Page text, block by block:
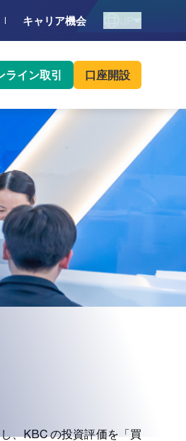
キャリア機会
ライン取引 口座開設
、KBC の投資評価を「買